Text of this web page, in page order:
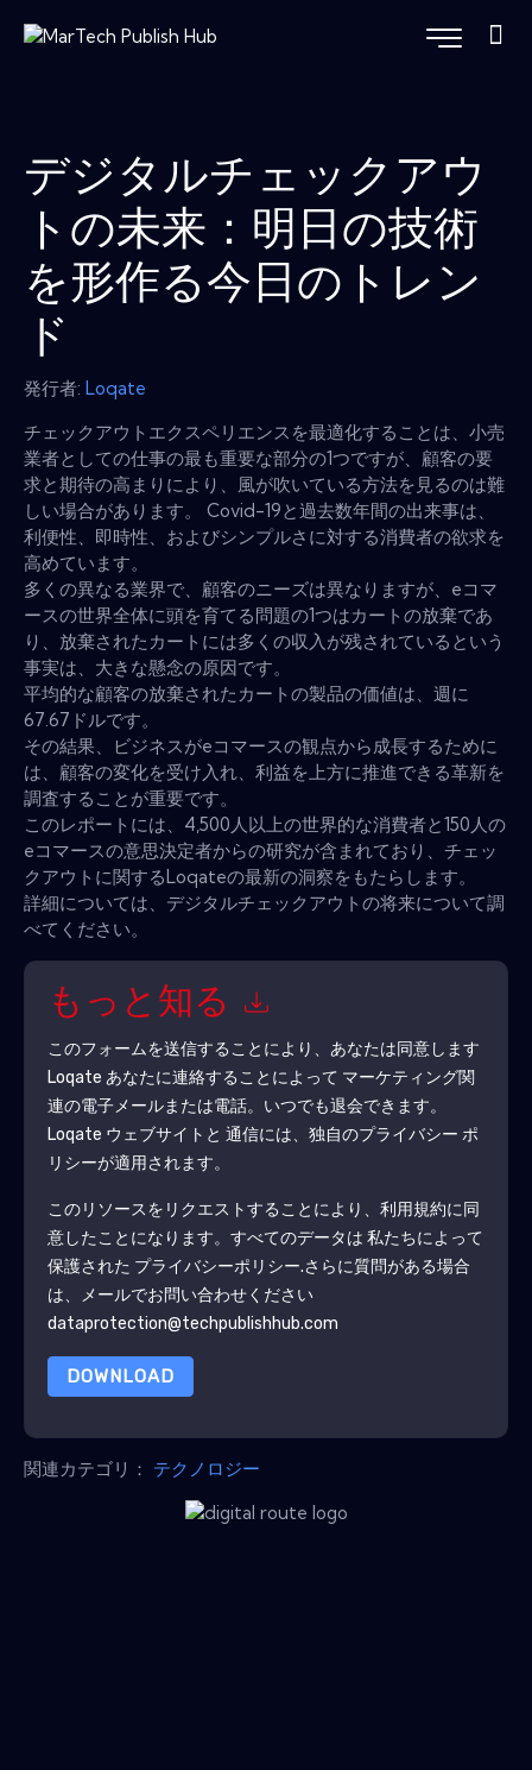
デジタルチェックアウ
トの未来：明日の技術
を形作る今日のトレン
ド
発行者: Loqate
チェックアウトエクスペリエンスを最適化することは、小売
業者としての仕事の最も重要な部分の1つですが、顧客の要
求と期待の高まりにより、風が吹いている方法を見るのは難
しい場合があります。 Covid-19と過去数年間の出来事は、
利便性、即時性、およびシンプルさに対する消費者の欲求を
高めています。
多くの異なる業界で、顧客のニーズは異なりますが、eコマ
ースの世界全体に頭を育てる問題の1つはカートの放棄であ
り、放棄されたカートには多くの収入が残されているという
事実は、大きな懸念の原因です。
平均的な顧客の放棄されたカートの製品の価値は、週に
67.67ドルです。
その結果、ビジネスがeコマースの観点から成長するために
は、顧客の変化を受け入れ、利益を上方に推進できる革新を
調査することが重要です。
このレポートには、4,500人以上の世界的な消費者と150人の
eコマースの意思決定者からの研究が含まれており、チェッ
クアウトに関するLoqateの最新の洞察をもたらします。
詳細については、デジタルチェックアウトの将来について調
べてください。
もっと知る
このフォームを送信することにより、あなたは同意します
Loqate あなたに連絡することによって マーケティング関
連の電子メールまたは電話。いつでも退会できます。
Loqate ウェブサイトと 通信には、独自のプライバシー ポ
リシーが適用されます。
このリソースをリクエストすることにより、利用規約に同
意したことになります。すべてのデータは 私たちによって
保護された プライバシーポリシー.さらに質問がある場合
は、メールでお問い合わせください
dataprotection@techpublishhub.com
DOWNLOAD
関連カテゴリ： テクノロジー